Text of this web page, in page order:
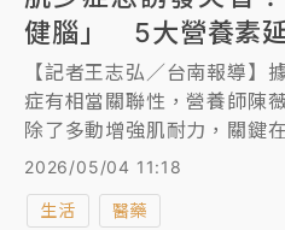
健腦」 5大營養素
【記者王志弘／台南報導】
症有相當關聯性，營養師陳
除了多動增強肌耐力，關鍵
質，以及適時補充Omega-3
生菌等，能有效延緩腦部萎
入生理與大腦雙重老化的惡
2026/05/04 11:18
生活 醫藥